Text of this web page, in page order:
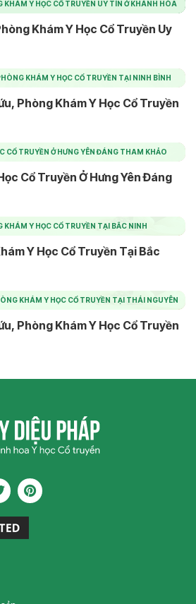
KHÁM Y HỌC CỔ TRUYỀN UY TÍN Ở KHÁNH HÒA
Khám Y Học Cổ Truyền Uy
KHÁM Y HỌC CỔ TRUYỀN TẠI NINH BÌNH
Phòng Khám Y Học Cổ Truyền
CỔ TRUYỀN Ở HƯNG YÊN ĐÁNG THAM KHẢO
Cổ Truyền Ở Hưng Yên Đáng
KHÁM Y HỌC CỔ TRUYỀN TẠI BẮC NINH
Y Học Cổ Truyền Tại Bắc
KHÁM Y HỌC CỔ TRUYỀN TẠI THÁI NGUYÊN
Phòng Khám Y Học Cổ Truyền